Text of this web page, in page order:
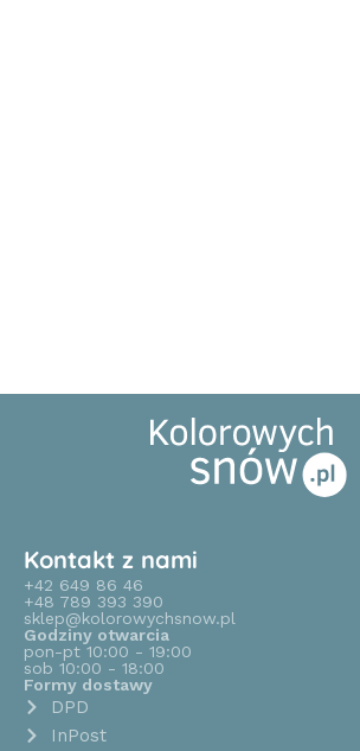
Kontakt z nami
+42 649 86 46
+48 789 393 390
sklep@kolorowychsnow.pl
Godziny otwarcia
pon-pt 10:00 - 19:00
sob 10:00 - 18:00
Formy dostawy
DPD
InPost